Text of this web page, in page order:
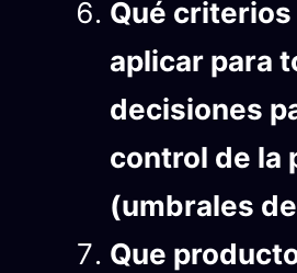
Qué
aplicar para
decisiones
control de la
(umbrales
Que